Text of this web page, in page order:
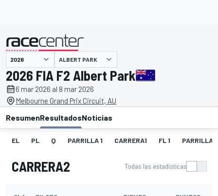
presentado por ALBERT PARK
2026 FIA F2 Albert Park
6 mar 2026 al 8 mar 2026
Melbourne Grand Prix Circuit, AU
ResumenResultadosNoticias
EL PL Q PARRILLA 1 CARRERA1 FL 1 PARRILLA
CARRERA2 Todas las estadísticas